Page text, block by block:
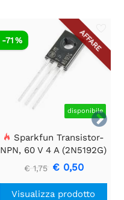

AFFARE
disponibile
-71 %
Sparkfun Transistor-
NPN, 60 V 4 A (2N5192G)
€ 1,75 € 0,50
Visualizza prodotto